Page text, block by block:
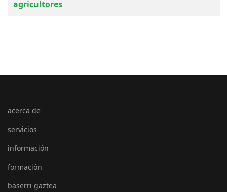
agricultores
acerca de
servicios
información
formación
baserri gaztea